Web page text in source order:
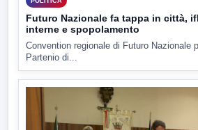
Futuro Nazionale fa tappa in città,
interne e spopolamento
Convention regionale di Futuro Nazionale
Partenio di...